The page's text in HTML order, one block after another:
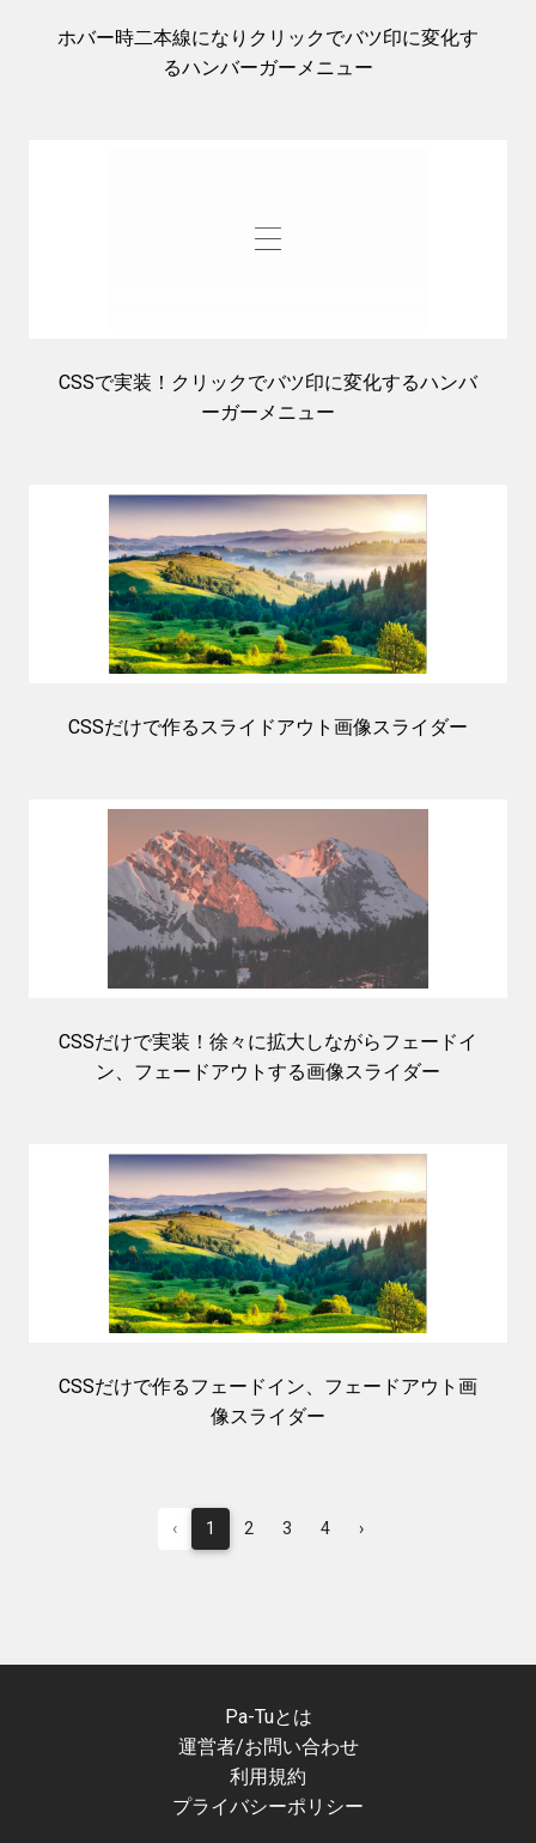
ホバー時二本線になりクリックでバツ印に変化す
るハンバーガーメニュー
CSSで実装！クリックでバツ印に変化するハンバ
ーガーメニュー
CSSだけで作るスライドアウト画像スライダー
CSSだけで実装！徐々に拡大しながらフェードイ
ン、フェードアウトする画像スライダー
CSSだけで作るフェードイン、フェードアウト画
像スライダー
‹ 1 2 3 4 ›
Pa-Tuとは
運営者/お問い合わせ
利用規約
プライバシーポリシー